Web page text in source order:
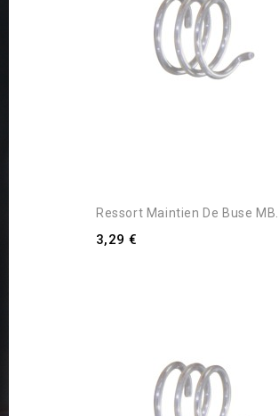
Ressort Maintien De Buse MB...
3,29 €